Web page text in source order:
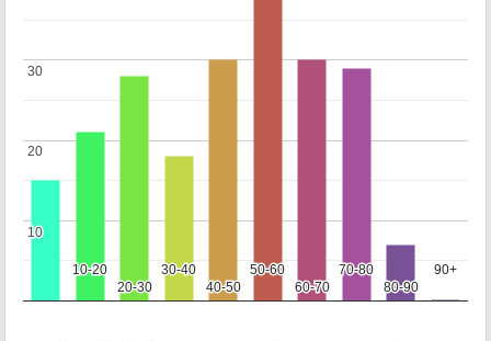
10-20
10-20
20-30
20-30
30-40
30-40
40-50
40-50
50-60
50-60
60-70
60-70
70-80
70-80
80-90
80-90
90+
90+
10
10
20
20
30
30